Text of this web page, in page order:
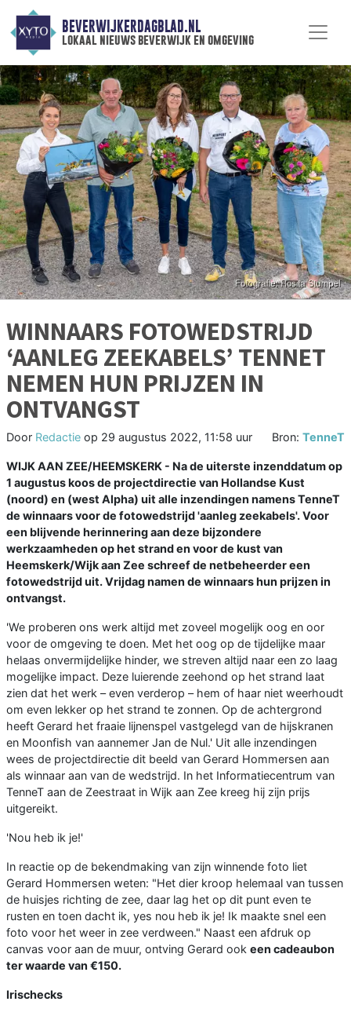
BEVERWIJKERDAGBLAD.NL
lokaal nieuws beverwijk en omgeving
WINNAARS FOTOWEDSTRIJD
‘AANLEG ZEEKABELS’ TENNET
NEMEN HUN PRIJZEN IN
ONTVANGST
Door Redactie op 29 augustus 2022, 11:58 uur Bron: TenneT
WIJK AAN ZEE/HEEMSKERK - Na de uiterste inzenddatum op
1 augustus koos de projectdirectie van Hollandse Kust
(noord) en (west Alpha) uit alle inzendingen namens TenneT
de winnaars voor de fotowedstrijd 'aanleg zeekabels'. Voor
een blijvende herinnering aan deze bijzondere
werkzaamheden op het strand en voor de kust van
Heemskerk/Wijk aan Zee schreef de netbeheerder een
fotowedstrijd uit. Vrijdag namen de winnaars hun prijzen in
ontvangst.
'We proberen ons werk altijd met zoveel mogelijk oog en oor
voor de omgeving te doen. Met het oog op de tijdelijke maar
helaas onvermijdelijke hinder, we streven altijd naar een zo laag
mogelijke impact. Deze luierende zeehond op het strand laat
zien dat het werk – even verderop – hem of haar niet weerhoudt
om even lekker op het strand te zonnen. Op de achtergrond
heeft Gerard het fraaie lijnenspel vastgelegd van de hijskranen
en Moonfish van aannemer Jan de Nul.' Uit alle inzendingen
wees de projectdirectie dit beeld van Gerard Hommersen aan
als winnaar aan van de wedstrijd. In het Informatiecentrum van
TenneT aan de Zeestraat in Wijk aan Zee kreeg hij zijn prijs
uitgereikt.
'Nou heb ik je!'
In reactie op de bekendmaking van zijn winnende foto liet
Gerard Hommersen weten: "Het dier kroop helemaal van tussen
de huisjes richting de zee, daar lag het op dit punt even te
rusten en toen dacht ik, yes nou heb ik je! Ik maakte snel een
foto voor het weer in zee verdween." Naast een afdruk op
canvas voor aan de muur, ontving Gerard ook een cadeaubon
ter waarde van €150.
Irischecks